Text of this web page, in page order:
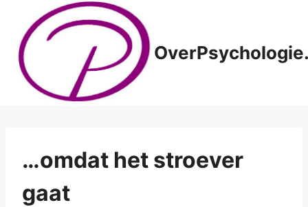
Doorgaan
inhoud
…omdat het stroever
gaat